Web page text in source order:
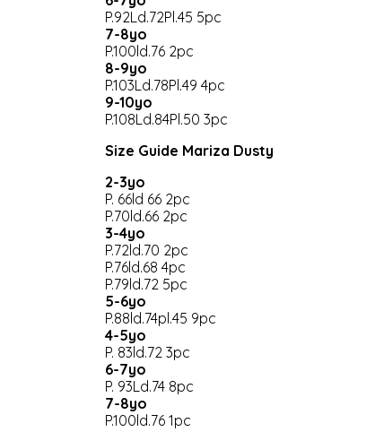
P.92Ld.72Pl.45 5pc
7-8yo
P.100ld.76 2pc
8-9yo
P.103Ld.78Pl.49 4pc
9-10yo
P.108Ld.84Pl.50 3pc
Size Guide Mariza Dusty
2-3yo
P. 66ld 66 2pc
P.70ld.66 2pc
3-4yo
P.72ld.70 2pc
P.76ld.68 4pc
P.79ld.72 5pc
5-6yo
P.88ld.74pl.45 9pc
4-5yo
P. 83ld.72 3pc
6-7yo
P. 93Ld.74 8pc
7-8yo
P.100ld.76 1pc